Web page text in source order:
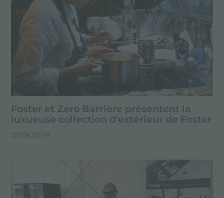
Foster et Zero Barriere présentent la
luxueuse collection d'extérieur de Foster
28/06/2019